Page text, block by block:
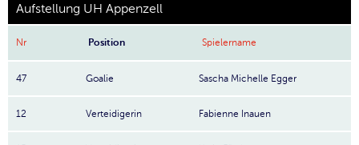
Aufstellung UH Appenzell
Nr Position Spielername
47 Goalie Sascha Michelle Egger
12 Verteidigerin Fabienne Inauen